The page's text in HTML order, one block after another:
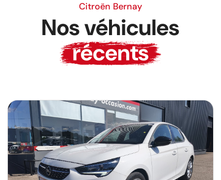
Citroën Bernay
Nos véhicules
récents